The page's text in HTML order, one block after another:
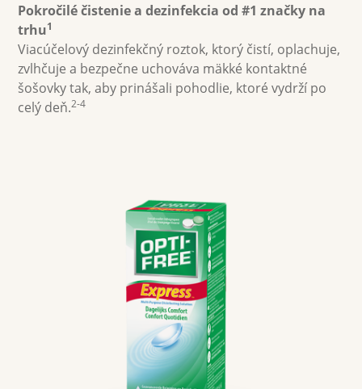
Multifokálne
Farebné
Roztoky na šošovky
Pokročilé čistenie a dezinfekcia od #1 značky na
trhu1
Viacúčelový dezinfekčný roztok, ktorý čistí, oplachuje,
zvlhčuje a bezpečne uchováva mäkké kontaktné
šošovky tak, aby prinášali pohodlie, ktoré vydrží po
celý deň.2-4